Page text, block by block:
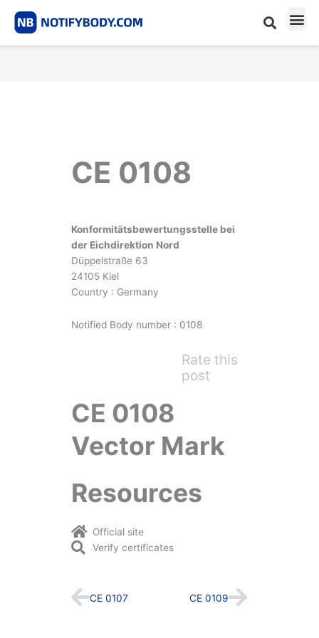
CE 0108
Konformitätsbewertungsstelle bei
der Eichdirektion Nord
Düppelstraße 63
24105 Kiel
Country : Germany
Notified Body number : 0108
Rate this
post
CE 0108
Vector Mark
Resources
Official site
Verify certificates
Prev
CE 0107 CE 0109Next